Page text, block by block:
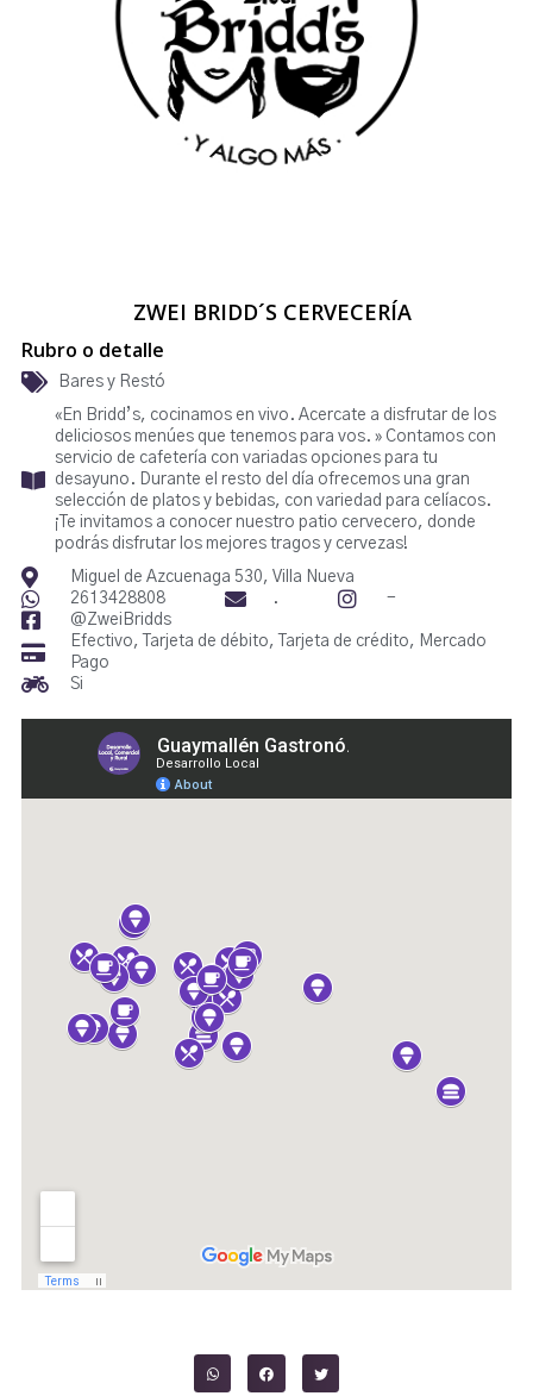
ZWEI BRIDD´S CERVECERÍA
Rubro o detalle
Bares y Restó
«En Bridd’s, cocinamos en vivo. Acercate a disfrutar de los
deliciosos menúes que tenemos para vos. » Contamos con
servicio de cafetería con variadas opciones para tu
desayuno. Durante el resto del día ofrecemos una gran
selección de platos y bebidas, con variedad para celíacos.
¡Te invitamos a conocer nuestro patio cervecero, donde
podrás disfrutar los mejores tragos y cervezas!
Miguel de Azcuenaga 530, Villa Nueva
2613428808
.
-
@ZweiBridds
Efectivo, Tarjeta de débito, Tarjeta de crédito, Mercado
Pago
Si